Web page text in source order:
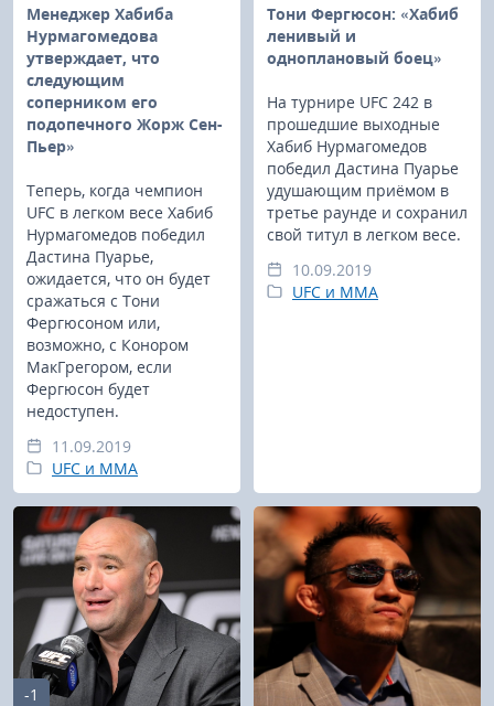
Менеджер Хабиба
Нурмагомедова
утверждает, что
следующим
соперником его
подопечного Жорж Сен-
Пьер»
Теперь, когда чемпион
UFC в легком весе Хабиб
Нурмагомедов победил
Дастина Пуарье,
ожидается, что он будет
сражаться с Тони
Фергюсоном или,
возможно, с Конором
МакГрегором, если
Фергюсон будет
недоступен.
11.09.2019
UFC и MMA
Тони Фергюсон: «Хабиб
ленивый и
одноплановый боец»
На турнире UFC 242 в
прошедшие выходные
Хабиб Нурмагомедов
победил Дастина Пуарье
удушающим приёмом в
третье раунде и сохранил
свой титул в легком весе.
10.09.2019
UFC и MMA
-1
UFC и MMA
Муай тай